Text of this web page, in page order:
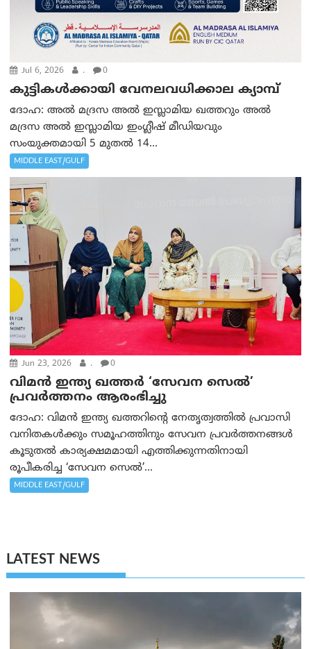
Jul 6, 2026 . 0
കുട്ടികൾക്കായി വേനലവധിക്കാല ക്യാമ്പ്
ദോഹ: അൽ മദ്രസ അൽ ഇസ്ലാമിയ ഖത്തറും അൽ
മദ്രസ അൽ ഇസ്ലാമിയ ഇംഗ്ലീഷ് മീഡിയവും
സംയുക്തമായി 5 മുതൽ 14...
MIDDLE EAST/GULF
Jun 23, 2026 . 0
വിമന്‍ ഇന്ത്യ ഖത്തർ ‘സേവന സെൽ’
പ്രവർത്തനം ആരംഭിച്ചു
ദോഹ: വിമന്‍ ഇന്ത്യ ഖത്തറിന്റെ നേതൃത്വത്തിൽ പ്രവാസി
വനിതകൾക്കും സമൂഹത്തിനും സേവന പ്രവർത്തനങ്ങൾ
കൂടുതൽ കാര്യക്ഷമമായി എത്തിക്കുന്നതിനായി
രൂപീകരിച്ച ‘സേവന സെൽ’...
MIDDLE EAST/GULF
LATEST NEWS